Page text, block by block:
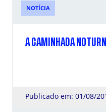
NOTÍCIA
A CAMINHADA
Publicado em: 01/08/